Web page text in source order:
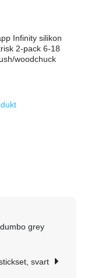
Infinity silikon
2-pack 6-18
woodchuck
grey
svart